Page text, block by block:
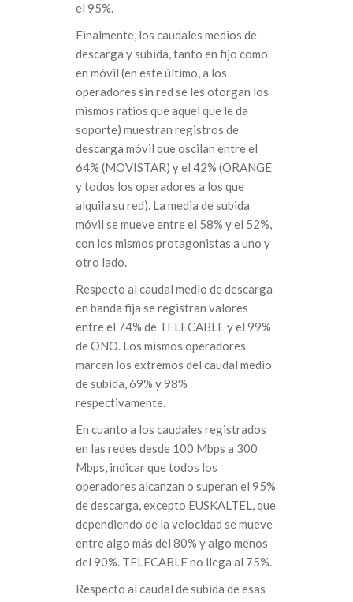
el 95%.
Finalmente, los caudales medios de
descarga y subida, tanto en fijo como
en móvil (en este último, a los
operadores sin red se les otorgan los
mismos ratios que aquel que le da
soporte) muestran registros de
descarga móvil que oscilan entre el
64% (MOVISTAR) y el 42% (ORANGE
y todos los operadores a los que
alquila su red). La media de subida
móvil se mueve entre el 58% y el 52%,
con los mismos protagonistas a uno y
otro lado.
Respecto al caudal medio de descarga
en banda fija se registran valores
entre el 74% de TELECABLE y el 99%
de ONO. Los mismos operadores
marcan los extremos del caudal medio
de subida, 69% y 98%
respectivamente.
En cuanto a los caudales registrados
en las redes desde 100 Mbps a 300
Mbps, indicar que todos los
operadores alcanzan o superan el 95%
de descarga, excepto EUSKALTEL, que
dependiendo de la velocidad se mueve
entre algo más del 80% y algo menos
del 90%. TELECABLE no llega al 75%.
Respecto al caudal de subida de esas